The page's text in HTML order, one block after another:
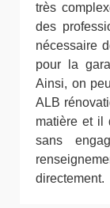
très
des
nécessaire
pour la
Ainsi, on
ALB
matière et il
sans
directement.